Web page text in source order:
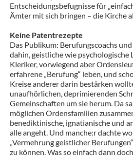
Entscheidungsbefugnisse für
Ämter mit sich bringen – die Kirche
Keine Patentrezepte
Das Publikum: Berufungscoachs
dahin, geistliche wie psychologische
Kleriker, vorwiegend aber
erfahrene „Berufung“ leben, und
Kreise anderer darin bestärken
unaufhörlichen, deprimierenden
Gemeinschaften um sie herum. Da
möglichen Ordensfamilien
benediktinische, ignatianische und
alle angeht. Und manche:r dachte
„Vermehrung geistlicher
zu können. Was so einfach dann